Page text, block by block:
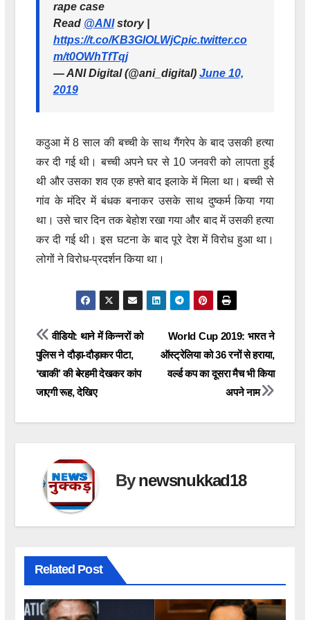
rape case
Read @ANIstory |
https://t.co/KB3GlOLWjCpic.twitter.co
m/t0OWhTfTqj
— ANI Digital (@ani_digital) June 10,
2019
कठुआ में 8 साल की बच्ची के साथ गैंगरेप के बाद उसकी हत्या
कर दी गई थी। बच्ची अपने घर से 10 जनवरी को लापता हुई
थी और उसका शव एक हफ्ते बाद इलाके में मिला था। बच्ची से
गांव के मंदिर में बंधक बनाकर उसके साथ दुष्कर्म किया गया
था। उसे चार दिन तक बेहोश रखा गया और बाद में उसकी हत्या
कर दी गई थी। इस घटना के बाद पूरे देश में विरोध हुआ था।
लोगों ने विरोध-प्रदर्शन किया था।
Post
navigation
World Cup 2019: भारत ने
ऑस्ट्रेलिया को 36 रनों से हराया,
वर्ल्ड कप का दूसरा मैच भी किया
अपने नाम
वीडियो: थाने में किन्नरों को
पुलिस ने दौड़ा-दौड़ाकर पीटा,
‘खाकी’ की बेरहमी देखकर कांप
जाएगी रूह, देखिए
Bynewsnukkad18
Related Post